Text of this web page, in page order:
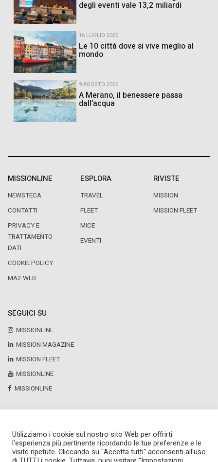
degli eventi vale 13,2 miliardi
16 LUGLIO 2026
Le 10 città dove si vive meglio al
mondo
9 AGOSTO 2026
A Merano, il benessere passa
dall’acqua
MISSIONLINE
NEWSTECA
CONTATTI
PRIVACY E
TRATTAMENTO
DATI
COOKIE POLICY
MA2 WEB
ESPLORA
TRAVEL
FLEET
MICE
EVENTI
RIVISTE
MISSION
MISSION FLEET
SEGUICI SU
MISSIONLINE
MISSION MAGAZINE
MISSION FLEET
MISSIONLINE
MISSIONLINE
Copyright © 2025 by Newsteca
P.Iva 13171520151
Newsteca S.r.l.
Utilizziamo i cookie sul nostro sito Web per offrirti
l'esperienza più pertinente ricordando le tue preferenze e le
visite ripetute. Cliccando su "Accetta tutti" acconsenti all'uso